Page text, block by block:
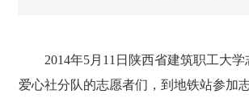
2014年5月11日陕西省建筑职工大
爱心社分队的志愿者们，到地铁站参加